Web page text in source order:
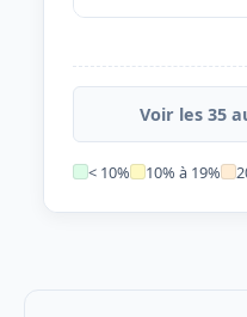
Voir les 35
< 10% 10% à 19%